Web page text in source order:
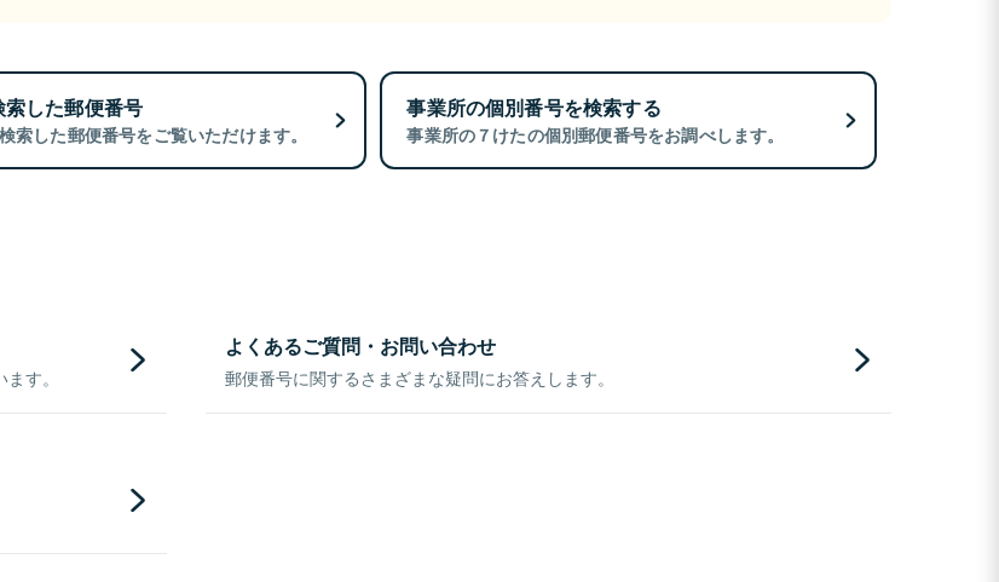
索した郵便番号
索した郵便番号をご覧いただけます。
事業所の個別番号を検索する
事業所の７けたの個別郵便番号をお調べします。
す。
よくあるご質問・お問い合わせ
郵便番号に関するさまざまな疑問にお答えします。